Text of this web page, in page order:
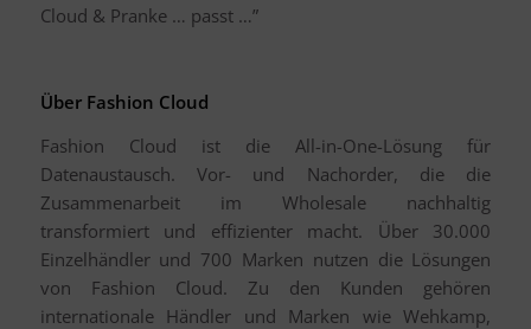
Cloud & Pranke … passt …”
Über Fashion Cloud
Fashion Cloud ist die All-in-One-Lösung für
Datenaustausch. Vor- und Nachorder, die die
Zusammenarbeit im Wholesale nachhaltig
transformiert und effizienter macht. Über 30.000
Einzelhändler und 700 Marken nutzen die Lösungen
von Fashion Cloud. Zu den Kunden gehören
internationale Händler und Marken wie Wehkamp,